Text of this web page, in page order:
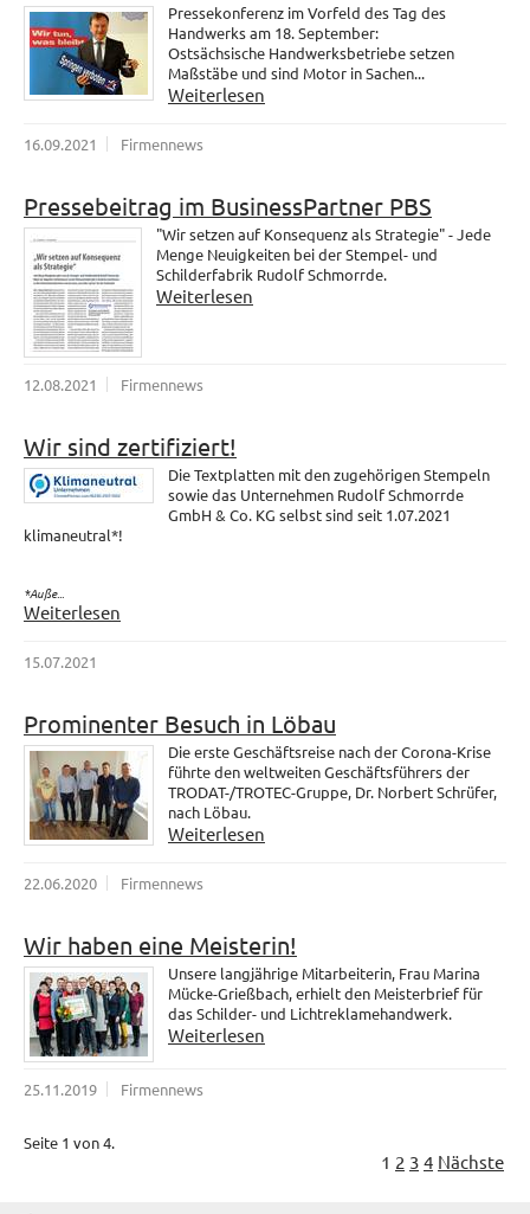
Pressekonferenz im Vorfeld des Tag des
Handwerks am 18. September:
Ostsächsische Handwerksbetriebe setzen
Maßstäbe und sind Motor in Sachen...
Weiterlesen
16.09.2021 Firmennews
Pressebeitrag im BusinessPartner PBS
"Wir setzen auf Konsequenz als Strategie" - Jede
Menge Neuigkeiten bei der Stempel- und
Schilderfabrik Rudolf Schmorrde.
Weiterlesen
12.08.2021 Firmennews
Wir sind zertifiziert!
Die Textplatten mit den zugehörigen Stempeln
sowie das Unternehmen Rudolf Schmorrde
GmbH & Co. KG selbst sind seit 1.07.2021
klimaneutral*!
*Auße...
Weiterlesen
15.07.2021
Prominenter Besuch in Löbau
Die erste Geschäftsreise nach der Corona-Krise
führte den weltweiten Geschäftsführers der
TRODAT-/TROTEC-Gruppe, Dr. Norbert Schrüfer,
nach Löbau.
Weiterlesen
22.06.2020 Firmennews
Wir haben eine Meisterin!
Unsere langjährige Mitarbeiterin, Frau Marina
Mücke-Grießbach, erhielt den Meisterbrief für
das Schilder- und Lichtreklamehandwerk.
Weiterlesen
25.11.2019 Firmennews
Seite 1 von 4.
1 2 3 4 Nächste